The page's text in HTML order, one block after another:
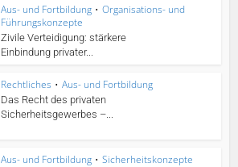
Aus- und Fortbildung • Organisations- und
Führungskonzepte
Zivile Verteidigung: stärkere
Einbindung privater...
Rechtliches • Aus- und Fortbildung
Das Recht des privaten
Sicherheitsgewerbes –...
Aus- und Fortbildung • Sicherheitskonzepte